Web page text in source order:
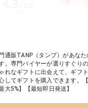
通販TANP（タンプ）があな
。専門バイヤーが選りすぐり
れなギフトに出会えて、ギフ
してギフトを購入できます。
大5%】【最短即日発送】